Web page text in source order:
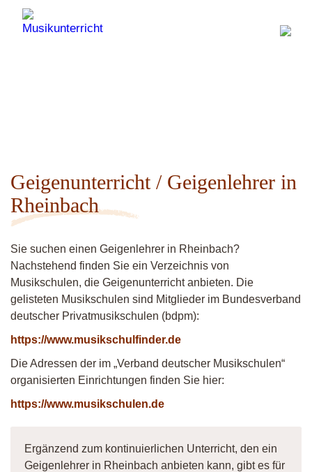
Geigenunterricht / Geigenlehrer in
Rheinbach
Sie suchen einen Geigenlehrer in Rheinbach?
Nachstehend finden Sie ein Verzeichnis von
Musikschulen, die Geigenunterricht anbieten. Die
gelisteten Musikschulen sind Mitglieder im Bundesverband
deutscher Privatmusikschulen (bdpm):
https://www.musikschulfinder.de
Die Adressen der im „Verband deutscher Musikschulen“
organisierten Einrichtungen finden Sie hier:
https://www.musikschulen.de
Ergänzend zum kontinuierlichen Unterricht, den ein
Geigenlehrer in Rheinbach anbieten kann, gibt es für